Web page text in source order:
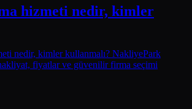
hizmeti nedir, kimler
nedir, kimler kullanmalı? NakliyePark
fiyatlar ve güvenilir firma seçimi